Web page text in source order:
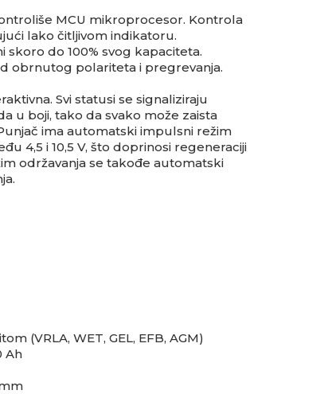
MCU mikroprocesor. Kontrola
lako čitljivom indikatoru.
do 100% svog kapaciteta.
obrnutog polariteta i pregrevanja.
Svi statusi se signaliziraju
u boji, tako da svako može zaista
ima automatski impulsni režim
4,5 i 10,5 V, što doprinosi regeneraciji
održavanja se takođe automatski
(VRLA, WET, GEL, EFB, AGM)
Ah